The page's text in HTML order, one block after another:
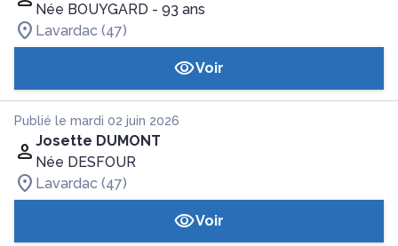
Née BOUYGARD - 93 ans
Lavardac (47)
Voir
Publié le mardi 02 juin 2026
Josette DUMONT
Née DESFOUR
Lavardac (47)
Voir